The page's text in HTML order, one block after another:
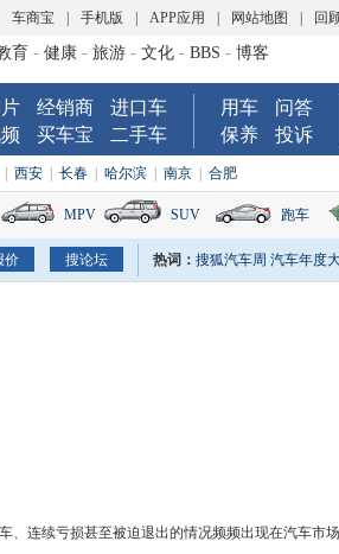
车商宝 手机版 APP应用 网站地图 回
育 - 健康 - 旅游 - 文化 - BBS - 博客
经销商
进口车
买车宝 二手车
用车
问答
保养
投诉
西安 长春 哈尔滨 南京 合肥
MPV SUV 跑车
热词： 搜狐汽车周 汽车年度
、连续亏损甚至被迫退出的情况频频出现在汽车市